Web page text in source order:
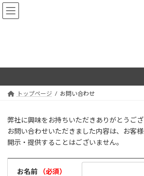
コ
ン
ナ
ビ
トップページ お問い合わせ
弊社に興味をお持ちいただきありがとうござ
お問い合わせいただきました内容は、お客
開示・提供することはございません。
お名前 （必須）